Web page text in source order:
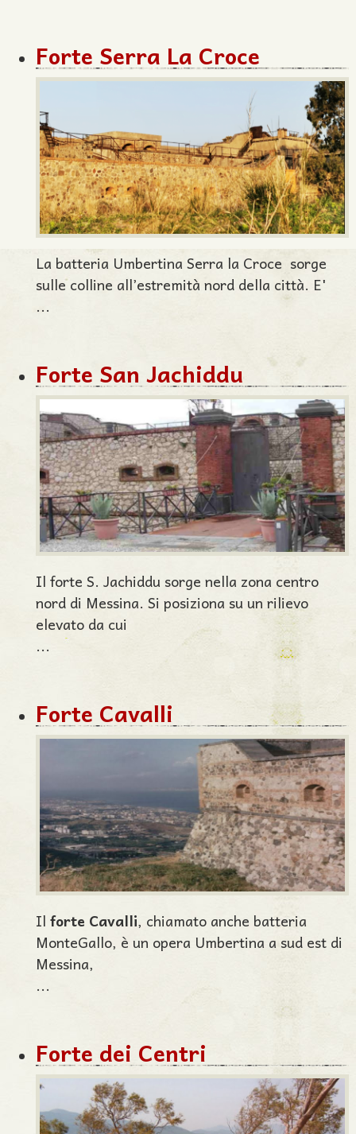
Forte Serra La Croce
La batteria Umbertina Serra la Croce sorge
sulle colline all’estremità nord della città. E'
...
Forte San Jachiddu
Il forte S. Jachiddu sorge nella zona centro
nord di Messina. Si posiziona su un rilievo
elevato da cui
...
Forte Cavalli
Il forte Cavalli, chiamato anche batteria
MonteGallo, è un opera Umbertina a sud est di
Messina,
...
Forte dei Centri